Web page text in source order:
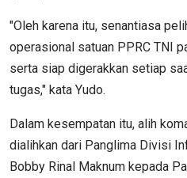
"Oleh karena itu, senantiasa
operasional satuan PPRC TNI
serta siap digerakkan setiap
tugas," kata Yudo.
Dalam kesempatan itu, alih
dialihkan dari Panglima Divisi
Bobby Rinal Maknum kepada